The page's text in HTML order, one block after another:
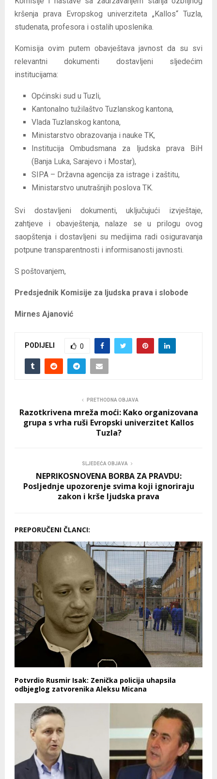
kršenja prava Evropskog univerziteta „Kallos“ Tuzla,
studenata, profesora i ostalih uposlenika.
Komisija ovim putem obavještava javnost da su svi
relevantni dokumenti dostavljeni sljedećim
institucijama:
Općinski sud u Tuzli,
Kantonalno tužilaštvo Tuzlanskog kantona,
Vlada Tuzlanskog kantona,
Ministarstvo obrazovanja i nauke TK,
Institucija Ombudsmana za ljudska prava BiH
(Banja Luka, Sarajevo i Mostar),
SIPA – Državna agencija za istrage i zaštitu,
Ministarstvo unutrašnjih poslova TK.
Svi dostavljeni dokumenti, uključujući izvještaje,
zahtjeve i obavještenja, nalaze se u prilogu ovog
saopštenja i dostavljeni su medijima radi osiguravanja
potpune transparentnosti i informisanosti javnosti.
S poštovanjem,
Predsjednik Komisije za ljudska prava i slobode
Mirnes Ajanović
PODIJELI 0
PRETHODNA OBJAVA
Razotkrivena mreža moći: Kako organizovana
grupa s vrha ruši Evropski univerzitet Kallos
Tuzla?
SLJEDEĆA OBJAVA
NEPRIKOSNOVENA BORBA ZA PRAVDU:
Posljednje upozorenje svima koji ignoriraju
zakon i krše ljudska prava
PREPORUČENI ČLANCI:
Potvrdio Rusmir Isak: Zenička policija uhapsila
odbjeglog zatvorenika Aleksu Micana